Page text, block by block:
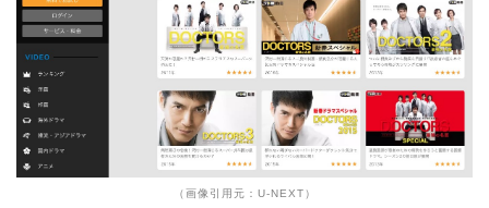
（画像引用元：U-NEXT）